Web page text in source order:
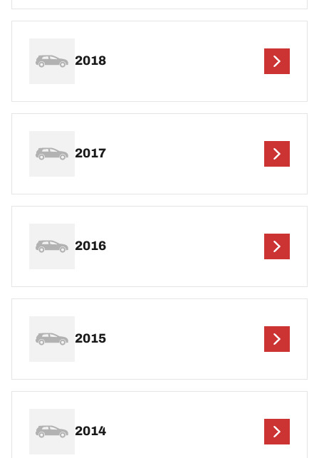
2018
2017
2016
2015
2014